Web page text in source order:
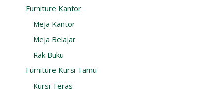
Furniture Kantor
Meja Kantor
Meja Belajar
Rak Buku
Furniture Kursi Tamu
Kursi Teras